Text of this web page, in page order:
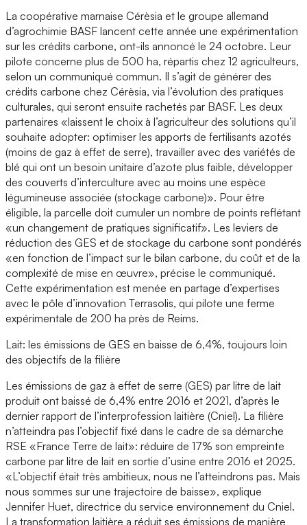
La coopérative marnaise Cérèsia et le groupe allemand
d’agrochimie BASF lancent cette année une expérimentation
sur les crédits carbone, ont-ils annoncé le 24 octobre. Leur
pilote concerne plus de 500 ha, répartis chez 12 agriculteurs,
selon un communiqué commun. Il s’agit de générer des
crédits carbone chez Cérèsia, via l’évolution des pratiques
culturales, qui seront ensuite rachetés par BASF. Les deux
partenaires «laissent le choix à l’agriculteur des solutions qu’il
souhaite adopter: optimiser les apports de fertilisants azotés
(moins de gaz à effet de serre), travailler avec des variétés de
blé qui ont un besoin unitaire d’azote plus faible, développer
des couverts d’interculture avec au moins une espèce
légumineuse associée (stockage carbone)». Pour être
éligible, la parcelle doit cumuler un nombre de points reflétant
«un changement de pratiques significatif». Les leviers de
réduction des GES et de stockage du carbone sont pondérés
«en fonction de l’impact sur le bilan carbone, du coût et de la
complexité de mise en œuvre», précise le communiqué.
Cette expérimentation est menée en partage d’expertises
avec le pôle d’innovation Terrasolis, qui pilote une ferme
expérimentale de 200 ha près de Reims.
Lait: les émissions de GES en baisse de 6,4%, toujours loin
des objectifs de la filière
Les émissions de gaz à effet de serre (GES) par litre de lait
produit ont baissé de 6,4% entre 2016 et 2021, d’après le
dernier rapport de l’interprofession laitière (Cniel). La filière
n’atteindra pas l’objectif fixé dans le cadre de sa démarche
RSE «France Terre de lait»: réduire de 17% son empreinte
carbone par litre de lait en sortie d’usine entre 2016 et 2025.
«L’objectif était très ambitieux, nous ne l’atteindrons pas. Mais
nous sommes sur une trajectoire de baisse», explique
Jennifer Huet, directrice du service environnement du Cniel.
La transformation laitière a réduit ses émissions de manière